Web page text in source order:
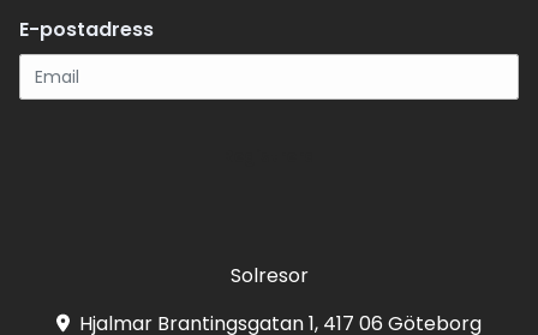
E-postadress
Solresor
Hjalmar Brantingsgatan 1, 417 06 Göteborg